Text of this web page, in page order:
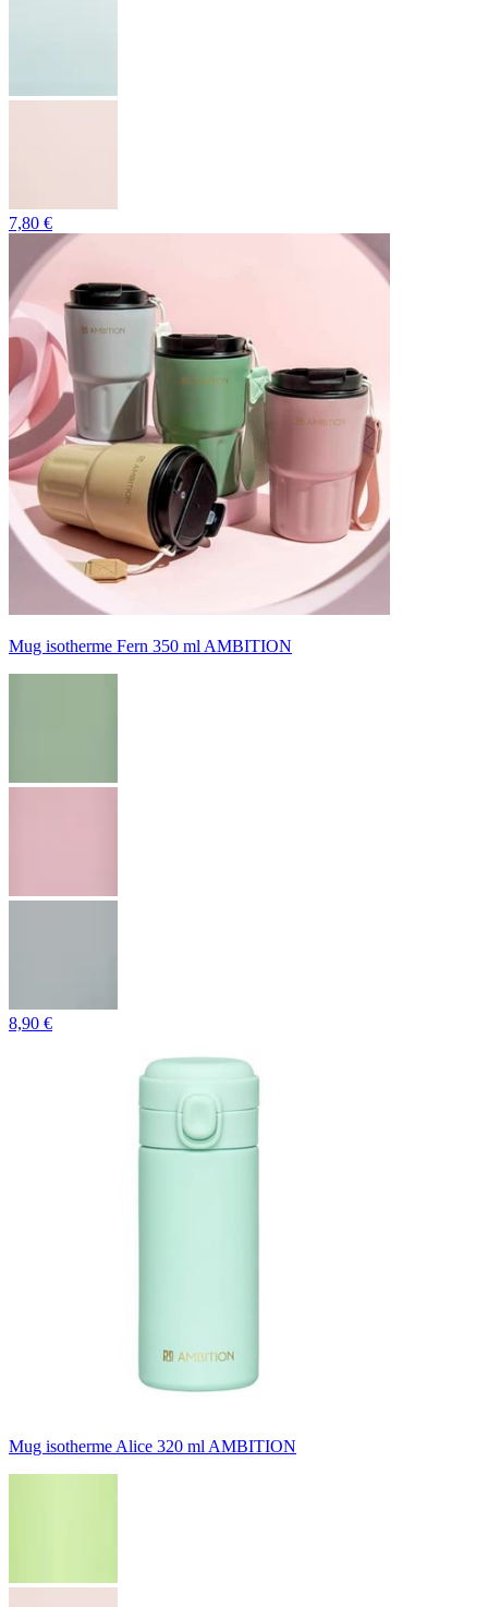
7,80 €
Mug isotherme Fern 350 ml AMBITION
8,90 €
Mug isotherme Alice 320 ml AMBITION